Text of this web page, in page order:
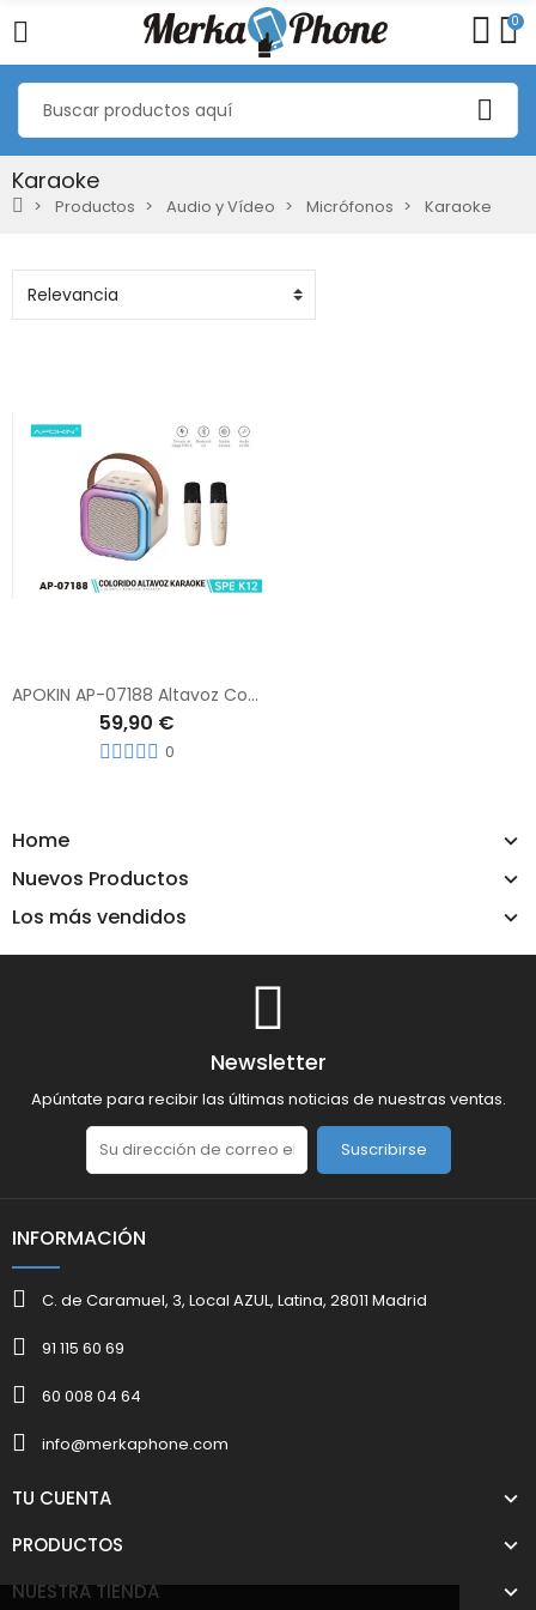
0
Karaoke
Productos Audio y Vídeo Micrófonos Karaoke
Home
Nuevos Productos
Los más vendidos
APOKIN AP-07188 Altavoz Con Micrófonos Duales
59,90 €
0
Newsletter
Apúntate para recibir las últimas noticias de nuestras ventas.
Suscribirse
INFORMACIÓN
C. de Caramuel, 3, Local AZUL, Latina, 28011 Madrid
91 115 60 69
60 008 04 64
info@merkaphone.com
TU CUENTA
PRODUCTOS
NUESTRA TIENDA